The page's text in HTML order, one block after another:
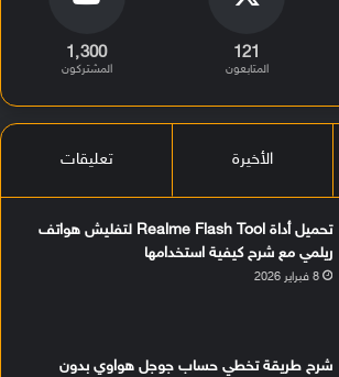
121
المتابعون
1٬300
المشتركون
الأخيرة تعليقات
تحميل أداة Realme Flash Tool لتفليش هواتف
ريلمي مع شرح كيفية استخدامها
8 فبراير 2026
شرح طريقة تخطي حساب جوجل هواوي بدون